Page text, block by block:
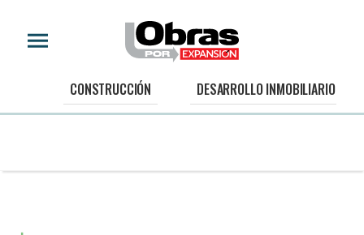
CONSTRUCCIÓN DESARROLLO INMOBILIARIO